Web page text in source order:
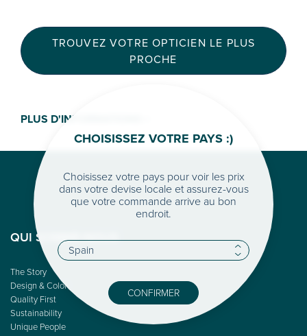
TROUVEZ VOTRE OPTICIEN LE PLUS
PROCHE
PLUS D'INFORMATIONS >
QUI SOMME-NOUS
The Story
Design & Color
Quality First
Sustainability
Unique People
CHOISISSEZ VOTRE PAYS :)
Choisissez votre pays pour voir les prix
dans votre devise locale et assurez-vous
que votre commande arrive au bon
endroit.
CONFIRMER